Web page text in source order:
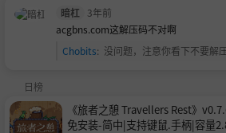
暗杠
3年前
acgbns.com这解压码不对啊
Chobits: 没问题，注意你看下不要解
日榜
《旅者之憩 Travellers Rest》
免安装-简中|支持键鼠.手柄|容量